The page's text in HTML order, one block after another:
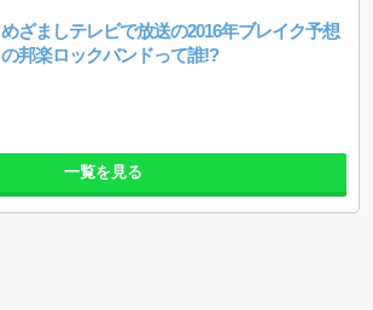
めざましテレビで放送の2016年ブレイク予想
の邦楽ロックバンドって誰!?
一覧を見る